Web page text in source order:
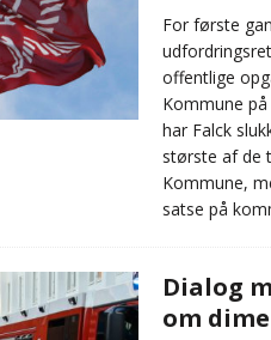
For første
offentlige
Kommune
har Falck
største af de
Kommune,
satse på
Dialog
om